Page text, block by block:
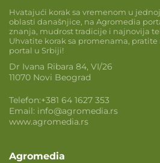
Hvatajući korak sa vremenom u
oblasti današnjice, na Agromedia
znanja, mudrost tradicije i najnovija
Uhvatite korak sa promenama,
portal u Srbiji!
Dr Ivana Ribara 84, VI/26
11070 Novi Beograd
Telefon:+381 64 1627 353
Email: info@agromedia.rs
www.agromedia.rs
Agromedia